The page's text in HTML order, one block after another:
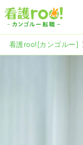
看護roo![カンゴルー]